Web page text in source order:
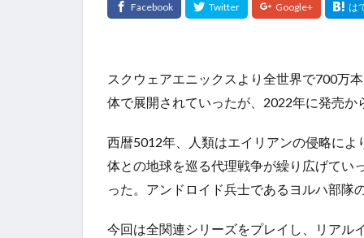
スクウェアエニックスより全世界で700万
体で展開されていったが、2022年に発売
西暦5012年、人類はエイリアンの侵略に
体との地球を巡る代理戦争が繰り広げてい
った。アンドロイド兵士であるヨルハ部隊
今回は全関連シリーズをプレイし、リアル